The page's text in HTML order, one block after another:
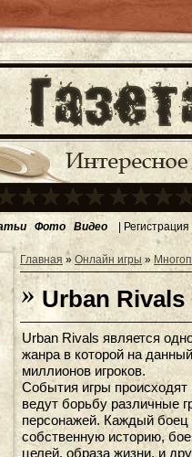
Фото Видео | Регистрация
Главная » Онлайн игры »
Urban Rivals
Urban Rivals является
жанра в которой на
миллионов игроков.
События игры происходят
ведут борьбу различные
персонажей. Каждый боец
собственную историю,
целей, образа жизни, и